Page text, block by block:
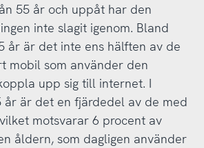
55 år och uppåt har den
inte slagit igenom. Bland
år är det inte ens hälften av de
mobil som använder den
upp sig till internet. I
år är det en fjärdedel av de med
motsvarar 6 procent av
åldern, som dagligen använder